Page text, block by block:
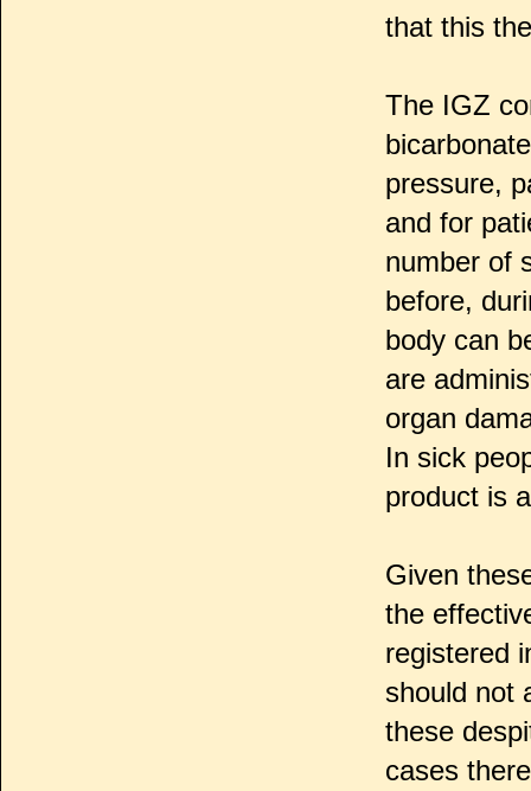
that this
The IGZ
pressure,
and for
number of
before,
body can
are
organ
In sick
product is
Given
the
registered
should not
these
cases